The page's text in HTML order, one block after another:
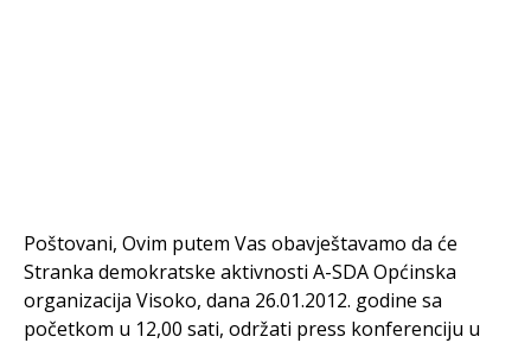
Poštovani, Ovim putem Vas obavještavamo da će
Stranka demokratske aktivnosti A-SDA Općinska
organizacija Visoko, dana 26.01.2012. godine sa
početkom u 12,00 sati, održati press konferenciju u